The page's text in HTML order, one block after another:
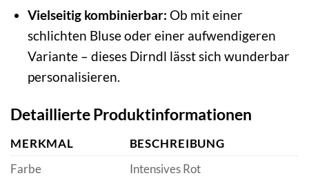
Vielseitig kombinierbar: Ob mit einer
schlichten Bluse oder einer aufwendigeren
Variante – dieses Dirndl lässt sich wunderbar
personalisieren.
Detaillierte Produktinformationen
MERKMAL
BESCHREIBUNG
Farbe
Intensives Rot